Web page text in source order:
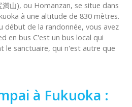
山), ou Homanzan, se situe dans
à une altitude de 830 mètres.
début de la randonnée, vous avez
en bus C'est un bus local qui
le sanctuaire, qui n'est autre que
à Fukuoka :